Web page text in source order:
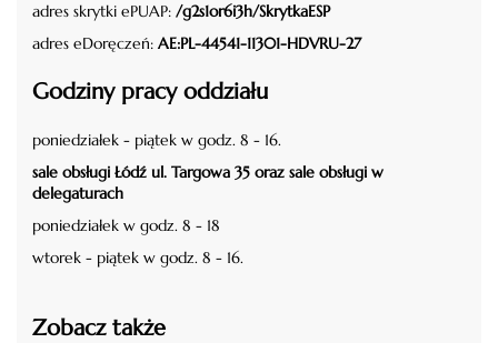
adres skrytki ePUAP: /g2s1or6i3h/SkrytkaESP
adres eDoręczeń: AE:PL-44541-11301-HDVRU-27
Godziny pracy oddziału
poniedziałek - piątek w godz. 8 - 16.
sale obsługi Łódź ul. Targowa 35 oraz sale obsługi w
delegaturach
poniedziałek w godz. 8 - 18
wtorek - piątek w godz. 8 - 16.
Zobacz także